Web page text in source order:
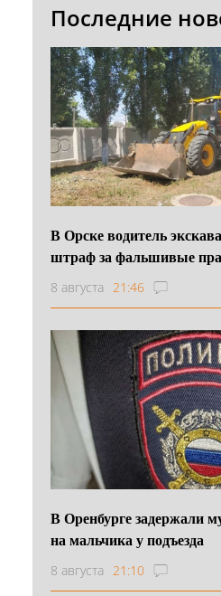
Последние
В Орске водитель
штраф за фальшивые
8 августа 21:46
В Оренбурге задержали
на мальчика у подъезда
8 августа 21:10